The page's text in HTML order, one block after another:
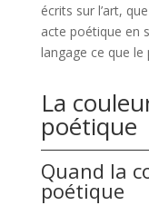
écrits sur l’art,
acte poétique en
langage ce que le
La
poétique
Quand la
poétique